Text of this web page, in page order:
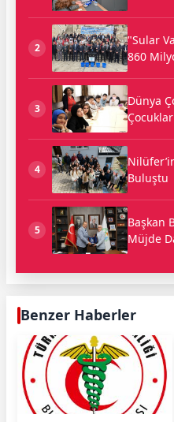
2
"Sular
860
3
Dünya
4
Buluştu
5
Başkan
Müjde
Benzer Haberler